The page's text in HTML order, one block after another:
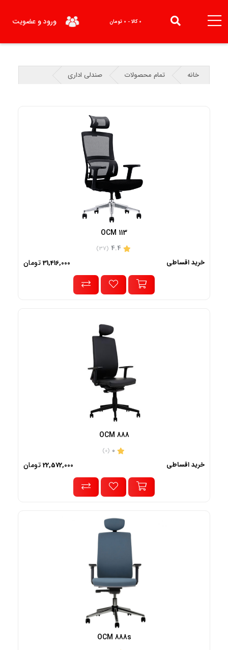
0 کالا - 0 تومان ورود و عضویت
خانه تمام محصولات صندلی اداری
OCM 113
(37)
خرید اقساطی 31,416,000تومان
OCM 888
(0)
خرید اقساطی 22,572,000تومان
OCM 888s